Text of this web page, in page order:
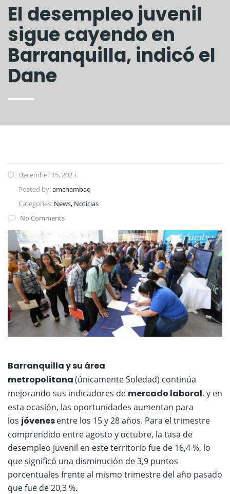
El desempleo juvenil
sigue cayendo en
Barranquilla, indicó el
Dane
December 15, 2023
Posted by:amchambaq
Categories: News, Noticias
No Comments
Barranquilla y su área
metropolitana(únicamente Soledad) continúa
mejorando sus indicadores de mercado laboral, y en
esta ocasión, las oportunidades aumentan para
los jóvenesentre los 15 y 28 años. Para el trimestre
comprendido entre agosto y octubre, la tasa de
desempleo juvenil en este territorio fue de 16,4 %, lo
que significó una disminución de 3,9 puntos
porcentuales frente al mismo trimestre del año pasado
que fue de 20,3 %.